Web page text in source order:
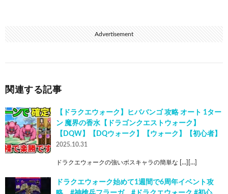
Advertisement
関連する記事
【ドラクエウォーク】ヒババンゴ 攻略 オート 1ター
ン 魔界の香水【ドラゴンクエストウォーク】
【DQW】【DQウォーク】【ウォーク】【初心者】
2025.10.31
ドラクエウォークの強いボスキャラの簡単な […][…]
ドラクエウォーク始めて1週間で6周年イベント攻